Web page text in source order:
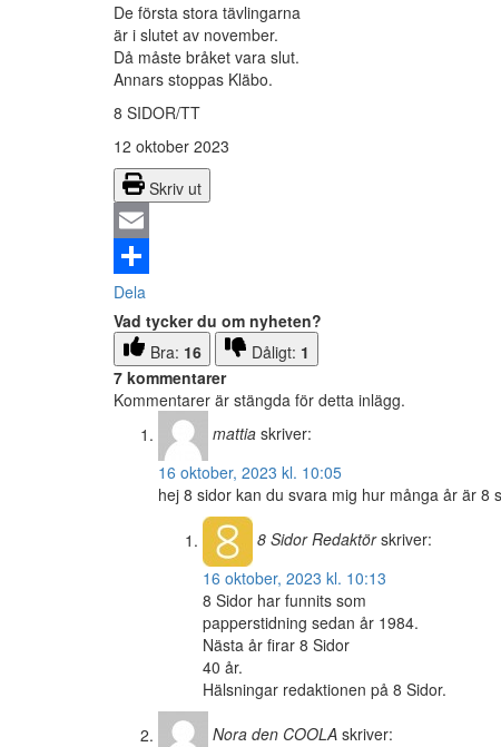
De första stora tävlingarna
är i slutet av november.
Då måste bråket vara slut.
Annars stoppas Kläbo.
8 SIDOR/TT
12 oktober 2023
Skriv ut
Email
Dela
Vad tycker du om nyheten?
Bra: 16 Dåligt: 1
7 kommentarer
Kommentarer är stängda för detta inlägg.
mattia skriver:
16 oktober, 2023 kl. 10:05
hej 8 sidor kan du svara mig hur många år är 8
8 SidorRedaktör skriver:
16 oktober, 2023 kl. 10:13
8 Sidor har funnits som
papperstidning sedan år 1984.
Nästa år firar 8 Sidor
40 år.
Hälsningar redaktionen på 8 Sidor.
Nora den COOLA skriver: